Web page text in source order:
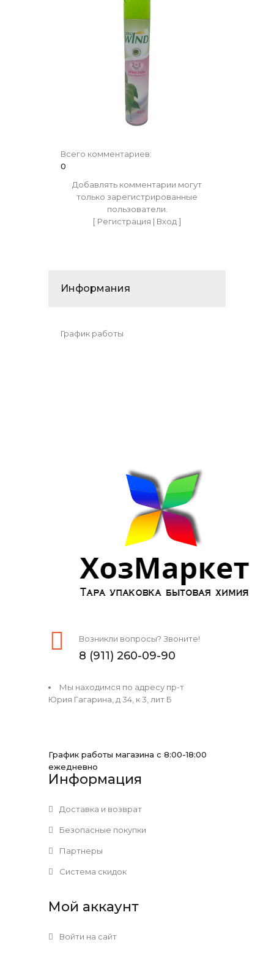
Всего комментариев:
0
Добавлять комментарии могут
только зарегистрированные
пользователи.
[ Регистрация | Вход]
Информания
График работы
Возникли вопросы? Звоните!
8 (911) 260-09-90
Мы находимся по адресу пр-т
Юрия Гагарина, д 34, к 3, лит Б
График работы магазина с 8:00-18:00
ежедневно
Информация
Доставка и возврат
Безопасные покупки
Партнеры
Система скидок
Мой аккаунт
Войти на сайт